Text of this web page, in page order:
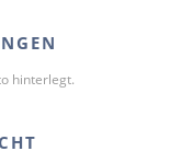
hinterlegt.